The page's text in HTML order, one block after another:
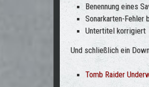
Benennung eines
Sonarkarten-Fehler
Untertitel korrigiert
Und schließlich ein
Tomb Raider